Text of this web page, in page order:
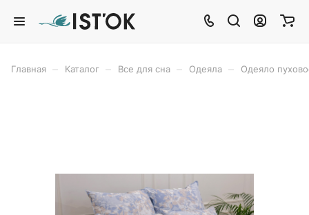
Главная Каталог Все для сна Одеяла Одеяло